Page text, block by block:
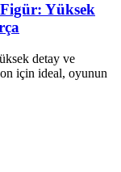
Yüksek
detay ve
için ideal, oyunun